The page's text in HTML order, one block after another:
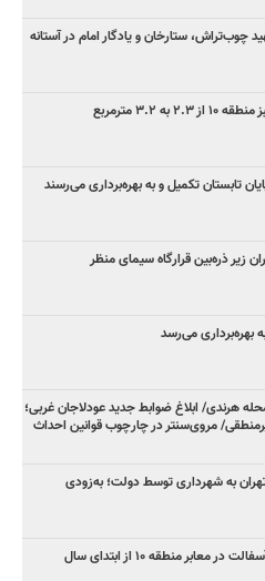
چوب‌تراش، ستارخان و یادگار امام در آستانه
۳.۲ مترمربع
بهره‌برداری می‌رسد
هرندی/ ابلاغ ضوابط جدید عودلاجان غربی؛
مروی‌سنتر در چارچوب قوانین احداث
به شهرداری توسط دولت؛ به‌زودی